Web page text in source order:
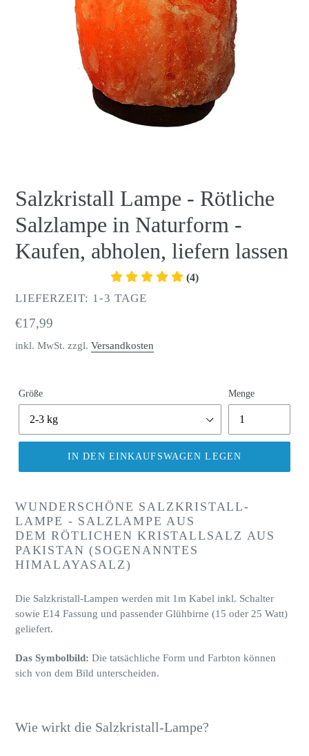
Salzkristall Lampe - Rötliche
Salzlampe in Naturform -
Kaufen, abholen, liefern lassen
(4)
VERKÄUFER
LIEFERZEIT: 1-3 TAGE
Normaler
Preis
€17,99
inkl. MwSt. zzgl. Versandkosten
Größe Menge
IN DEN EINKAUFSWAGEN LEGEN
wird
zum
Warenkorb
hinzugefügt
WUNDERSCHÖNE SALZKRISTALL-
LAMPE - SALZLAMPE AUS
DEM RÖTLICHEN KRISTALLSALZ AUS
PAKISTAN (SOGENANNTES
HIMALAYASALZ)
Die Salzkristall-Lampen werden mit 1m Kabel inkl. Schalter
sowie E14 Fassung und passender Glühbirne (15 oder 25 Watt)
geliefert.
Das Symbolbild: Die tatsächliche Form und Farbton können
sich von dem Bild unterscheiden.
Wie wirkt die Salzkristall-Lampe?